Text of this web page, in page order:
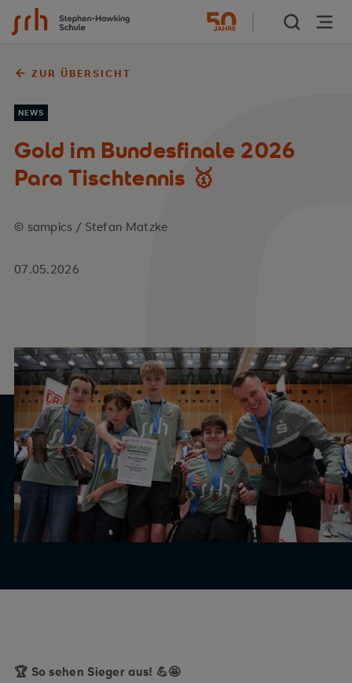
Zum Inhalt springen
ZUR ÜBERSICHT
NEWS
Gold im Bundesfinale 2026
Para Tischtennis 🥇
07.05.2026
© sampics / Stefan Matzke
🏆 So sehen Sieger aus! 💪🤩